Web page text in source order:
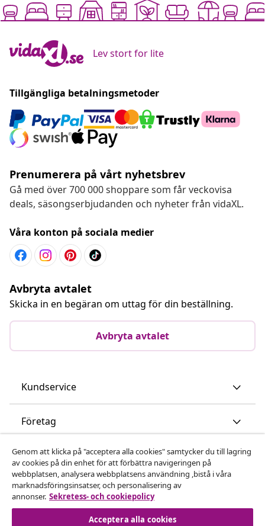
Lev stort for lite
Tillgängliga betalningsmetoder
Prenumerera på vårt nyhetsbrev
Gå med över 700 000 shoppare som får veckovisa
deals, säsongserbjudanden och nyheter från vidaXL.
Våra konton på sociala medier
Avbryta avtalet
Skicka in en begäran om uttag för din beställning.
Avbryta avtalet
Kundservice
Företag
vidaXL
Upptäck mer
Genom att klicka på "acceptera alla cookies" samtycker du till lagring
av cookies på din enhet för att förbättra navigeringen på
webbplatsen, analysera webbplatsens användning ,bistå i våra
marknadsföringsinsatser, och personalisering av
annonser. Sekretess- och cookiepolicy
Acceptera alla cookies